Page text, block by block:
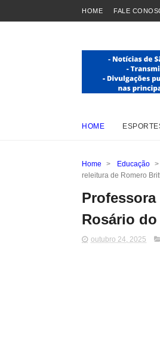
HOME FALE
HOME
Home > Educação >
releitura de Romero
Rosário
outubro 24, 2025